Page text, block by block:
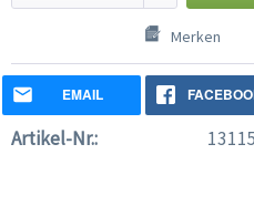
Merken
EMAIL
Artikel-Nr.: